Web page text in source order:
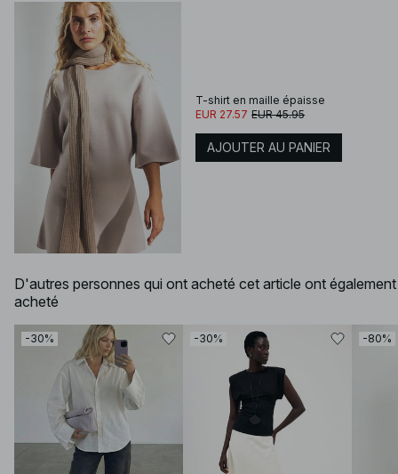
T-shirt en maille épaisse
EUR 27.57 EUR 45.95
AJOUTER AU PANIER
D'autres personnes qui ont acheté cet article ont également
acheté
-30% -30% -80%